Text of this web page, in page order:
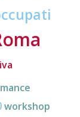
workshop